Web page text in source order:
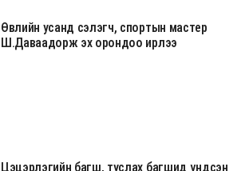
Өвлийн усанд сэлэгч, спортын мастер
Ш.Даваадорж эх орондоо ирлээ
Цэцэрлэгийн багш, туслах багшид үндсэн